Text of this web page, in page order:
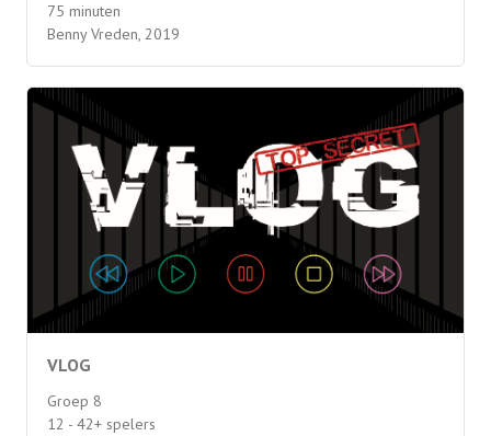
75 minuten
Benny Vreden, 2019
VLOG
Groep 8
12 - 42+ spelers